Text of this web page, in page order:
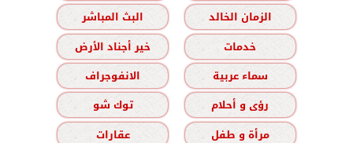
الزمان الخالد
البث المباشر
خدمات
خير أجناد الأرض
سماء عربية
الانفوجراف
رؤى و أحلام
توك شو
مرأة و طفل
عقارات